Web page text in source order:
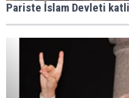
Pariste İslam Devleti